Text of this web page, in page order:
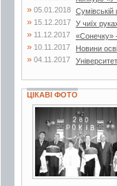
» 05.01.2018 Сумівській
» 15.12.2017 У чиїх
» 11.12.2017 «Сонечку»
» 10.11.2017 Новини
» 04.11.2017
ЦІКАВІ ФОТО